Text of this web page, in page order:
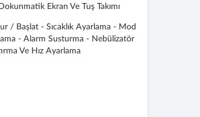
Ekran Ve Tuş Takımı
/ Başlat - Sıcaklık Ayarlama - Mod
- Alarm Susturma - Nebülizatör
Ve Hız Ayarlama